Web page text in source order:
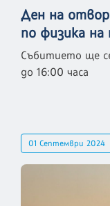
Ден на
по физика
Събитието ще
до 16:00 часа
01 Септември 2024